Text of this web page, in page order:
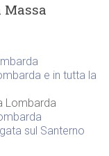
Massa
e in tutta la
Lombarda
sul Santerno